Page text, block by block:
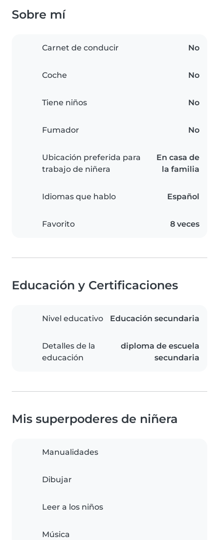
Sobre mí
Carnet de conducir No
Coche No
Tiene niños No
Fumador No
Ubicación preferida para
trabajo de niñera
En casa de
la familia
Idiomas que hablo Español
Favorito 8 veces
Educación y Certificaciones
Nivel educativo Educación secundaria
Detalles de la
educación
diploma de escuela
secundaria
Mis superpoderes de niñera
Manualidades
Dibujar
Leer a los niños
Música